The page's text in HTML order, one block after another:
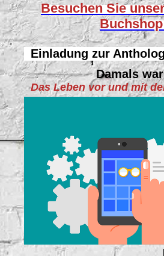
Besuchen Sie
Einladung zur
Damals
Das Leben vor und mit